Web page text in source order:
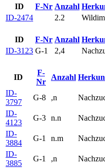
ID
F-Nr Anzahl
ID-2474
2.2
ID
F-Nr Anzahl
ID-3123 G-1 2,4
ID
F-
Nr
Anzahl
ID-
3797
G-8 ,n
ID-
4123
G-3 n.n
ID-
3884
G-1 n.m
ID-
3885
G-1 ,n